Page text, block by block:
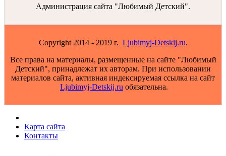
Администрация сайта "Любимый Детский".
Copyright 2014 - 2019 г. Ljubimyj-Detskij.ru.
Все права на материалы, размещенные на сайте "Любимый
Детский", принадлежат их авторам. При использовании
материалов сайта, активная индексируемая ссылка на сайт
Ljubimyj-Detskij.ru обязательна.
Карта сайта
Контакты